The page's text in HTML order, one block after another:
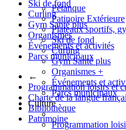
Ski de fond
Curling
Gym Santé plus
Organismes
Événements et activités
Parcs municipaux
←
Programmation loisirs et
Charte de la langue
Bibliothèque
Patrimoine
Pétanque
Patinoire Extérieure
Plateaux sportifs,
Ski de fond
Curling
Gym Santé plus
Organismes +
Événements et
Parcs municipaux
Culture
Programmation